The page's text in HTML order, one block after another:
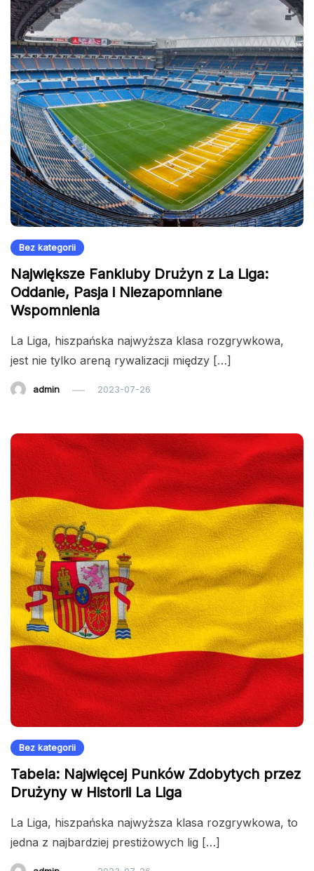
Bez kategorii
Największe Fankluby Drużyn z La Liga:
Oddanie, Pasja i Niezapomniane
Wspomnienia
La Liga, hiszpańska najwyższa klasa rozgrywkowa,
jest nie tylko areną rywalizacji między […]
admin 2023-07-26
Bez kategorii
Tabela: Najwięcej Punków Zdobytych przez
Drużyny w Historii La Liga
La Liga, hiszpańska najwyższa klasa rozgrywkowa, to
jedna z najbardziej prestiżowych lig […]